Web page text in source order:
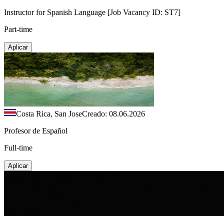
Instructor for Spanish Language [Job Vacancy ID: ST7]
Part-time
Aplicar
Costa Rica, San JoseCreado: 08.06.2026
Profesor de Español
Full-time
Aplicar